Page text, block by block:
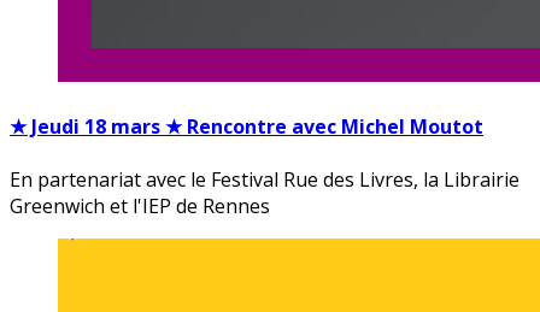
★ Jeudi 18 mars ★ Rencontre avec Michel Moutot
En partenariat avec le Festival Rue des Livres, la Librairie
Greenwich et l'IEP de Rennes